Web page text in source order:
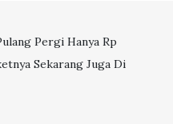
Pergi Hanya Rp
Sekarang Juga Di